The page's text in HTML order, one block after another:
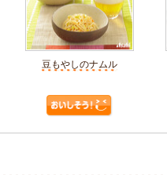
豆もやしのナムル